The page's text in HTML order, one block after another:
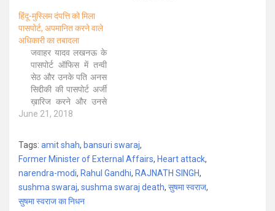
हिंदू-मुस्लिम दंपत्ति को मिला
पासपोर्ट, अपमानित करने वाले
अधिकारी का तबादला
जवाहर यादव लखनऊ के
पासपोर्ट ऑफिस में तन्वी
सेठ और उनके पति अनस
सिद्दीकी की पासपोर्ट अर्जी
ख़ारिज करने और उनसे
बदसलूकी के मामले में
आरोपी विकास मिश्रा का
ट्रांसफर कर दिया, साथ
ही घटना पर उनसे जवाब
तलब किया गया है. इस…
June 21, 2018
Tags: amit shah, bansuri swaraj,
Former Minister of External Affairs, Heart attack,
narendra-modi, Rahul Gandhi, RAJNATH SINGH,
sushma swaraj, sushma swaraj death, सुषमा स्वराज,
सुषमा स्वराज का निधन